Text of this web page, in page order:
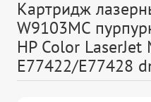
Картридж
W9103MC
HP Color LaserJet
E77422/E77428